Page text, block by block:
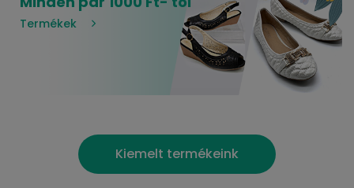
Termékek
Kiemelt termékeink